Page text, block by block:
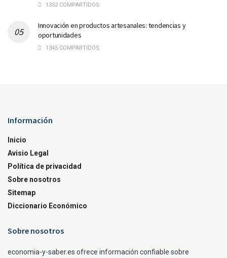
1352 COMPARTIDOS
Innovación en productos artesanales: tendencias y
oportunidades
1345 COMPARTIDOS
Información
Inicio
Avisio Legal
Política de privacidad
Sobre nosotros
Sitemap
Diccionario Económico
Sobre nosotros
economia-y-saber.es ofrece información confiable sobre